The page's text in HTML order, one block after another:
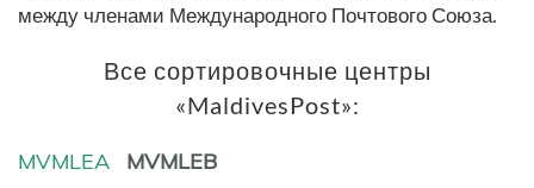
между членами Международного Почтового Союза.
Все сортировочные центры
«MaldivesPost»:
MVMLEA MVMLEB